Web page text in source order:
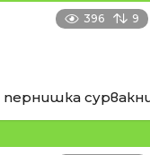
396 9
пернишка